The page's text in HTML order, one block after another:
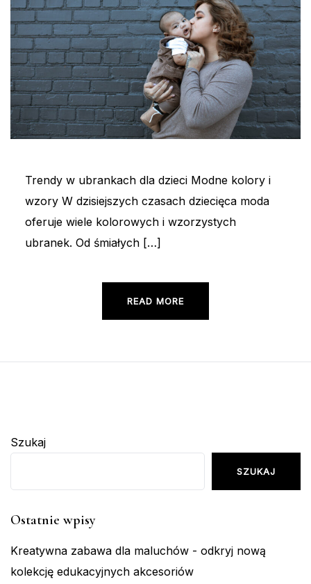
Trendy w ubrankach dla dzieci Modne kolory i
wzory W dzisiejszych czasach dziecięca moda
oferuje wiele kolorowych i wzorzystych
ubranek. Od śmiałych […]
READ MORE
Szukaj
SZUKAJ
Ostatnie wpisy
Kreatywna zabawa dla maluchów - odkryj nową
kolekcję edukacyjnych akcesoriów